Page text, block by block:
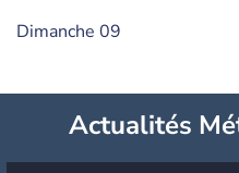
Dimanche 09
Actualités